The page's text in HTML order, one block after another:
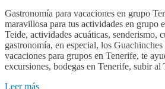
Gastronomía para vacaciones en grupo
maravillosa para tus actividades en grupo
Teide, actividades acuáticas, senderismo,
gastronomía, en especial, los
vacaciones para grupos en Tenerife, te
excursiones, bodegas en Tenerife, subir
Leer más